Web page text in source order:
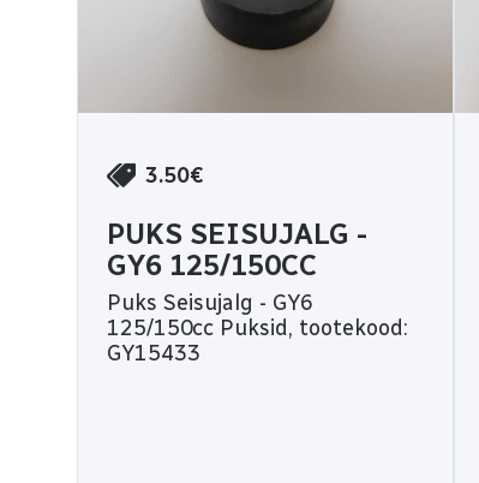
3.50€
PUKS SEISUJALG -
GY6 125/150CC
Puks Seisujalg - GY6
125/150cc Puksid, tootekood:
GY15433